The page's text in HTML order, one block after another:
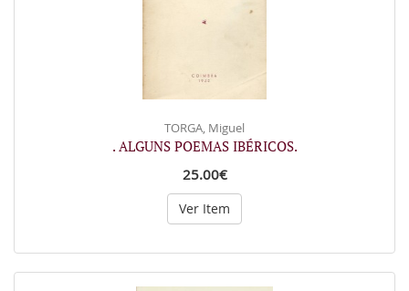
TORGA, Miguel
. ALGUNS POEMAS IBÉRICOS.
25.00€
Ver Item